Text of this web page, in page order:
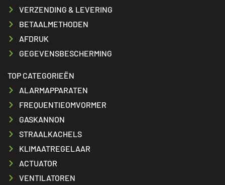
VERZENDING & LEVERING
BETAALMETHODEN
AFDRUK
GEGEVENSBESCHERMING
TOP CATEGORIEËN
ALARMAPPARATEN
FREQUENTIEOMVORMER
GASKANNON
STRAALKACHELS
KLIMAATREGELAAR
ACTUATOR
VENTILATOREN